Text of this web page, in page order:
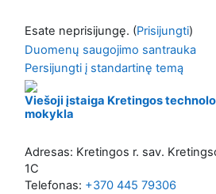
Esate neprisijungę. (Prisijungti)
Duomenų saugojimo santrauka
Persijungti į standartinę temą
Viešoji įstaiga Kretingos
mokykla
Adresas: Kretingos r. sav.
1C
Telefonas: +370 445 79306